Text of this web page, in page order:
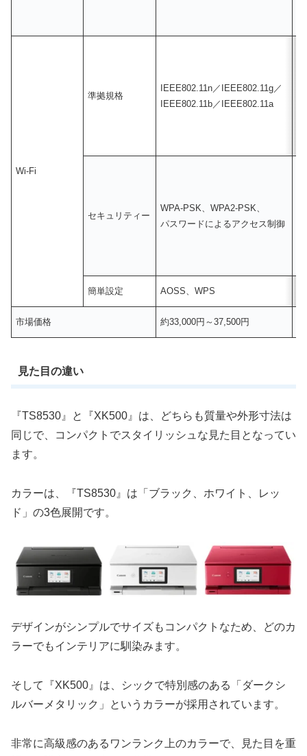
Wi-Fi
準拠規格
IEEE802.11n／IEEE802.11g／
IEEE802.11b／IEEE802.11a
セキュリティー
WPA-PSK、WPA2-PSK、
パスワードによるアクセス制御
簡単設定 AOSS、WPS
市場価格 約33,000円～37,500円
見た目の違い
『TS8530』と『XK500』は、どちらも質量や外形寸法は
同じで、コンパクトでスタイリッシュな見た目となってい
ます。
カラーは、『TS8530』は「ブラック、ホワイト、レッ
ド」の3色展開です。
デザインがシンプルでサイズもコンパクトなため、どのカ
ラーでもインテリアに馴染みます。
そして『XK500』は、シックで特別感のある「ダークシ
ルバーメタリック」というカラーが採用されています。
非常に高級感のあるワンランク上のカラーで、見た目を重